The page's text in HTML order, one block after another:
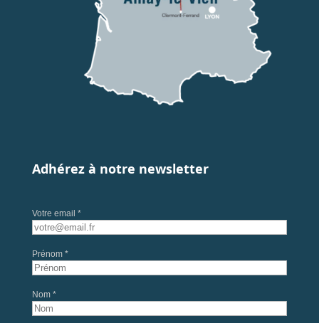
Adhérez à notre newsletter
Votre email *
Prénom *
Nom *